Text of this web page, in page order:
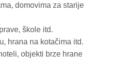
domovima za starije
škole itd.
hrana na kotačima itd.
objekti brze hrane